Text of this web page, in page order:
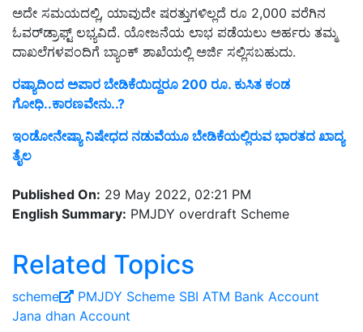
ಅದೇ ಸಮಯದಲ್ಲಿ, ಯಾವುದೇ ಷರತ್ತುಗಳಿಲ್ಲದೆ ರೂ 2,000 ವರೆಗಿನ
ಓವರ್‌ಡ್ರಾಫ್ಟ್ ಲಭ್ಯವಿದೆ. ಯೋಜನೆಯ ಲಾಭ ಪಡೆಯಲು ಅರ್ಹರು ತಮ್ಮ
ದಾಖಲೆಗಳಪಂದಿಗೆ ಬ್ಯಾಂಕ್‌ ಶಾಖೆಯಲ್ಲಿ ಅರ್ಜಿ ಸಲ್ಲಿಸಬಹುದು.
ರಷ್ಯಾದಿಂದ ಅಪಾರ ಬೇಡಿಕೆಯಿದ್ದರೂ 200 ರೂ. ಕುಸಿತ ಕಂಡ
ಗೋಧಿ..ಕಾರಣವೇನು..?
ಇಂಡೋನೇಷ್ಯಾ ನಿಷೇಧದ ನಡುವೆಯೂ ಬೇಡಿಕೆಯಲ್ಲಿರುವ ಭಾರತದ ಖಾದ್ಯ
ತೈಲ
Published On: 29 May 2022, 02:21 PM
English Summary: PMJDY overdraft Scheme
Related Topics
scheme PMJDY Scheme SBI ATM Bank Account
Jana dhan Account